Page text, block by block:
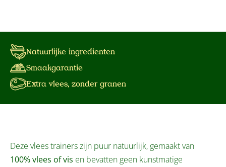
Natuurlijke ingredienten
Smaakgarantie
Extra vlees, zonder granen
Deze vlees trainers zijn puur natuurlijk, gemaakt van
100% vlees of vis en bevatten geen kunstmatige